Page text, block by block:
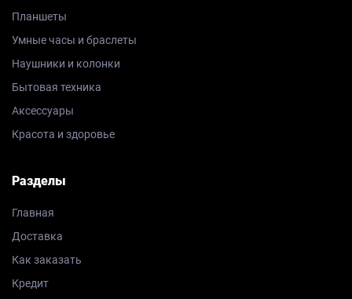
Планшеты
Умные часы и браслеты
Наушники и колонки
Бытовая техника
Аксессуары
Красота и здоровье
Разделы
Главная
Доставка
Как заказать
Кредит